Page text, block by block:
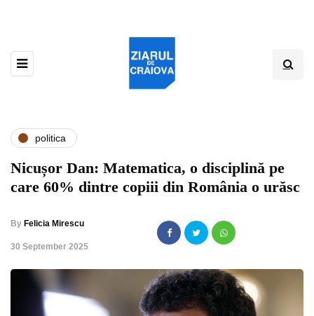
politica
Nicușor Dan: Matematica, o disciplină pe
care 60% dintre copiii din România o urăsc
By Felicia Mirescu
,30 September 2025